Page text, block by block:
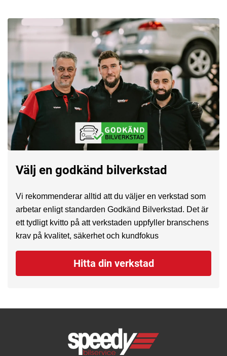
Välj en godkänd bilverkstad
Vi rekommenderar alltid att du väljer en verkstad som
arbetar enligt standarden Godkänd Bilverkstad. Det är
ett tydligt kvitto på att verkstaden uppfyller branschens
krav på kvalitet, säkerhet och kundfokus
Hitta din verkstad